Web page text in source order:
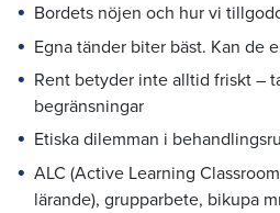
Bordets nöjen och hur vi
Egna tänder biter bäst. Kan de
Rent betyder inte alltid friskt –
begränsningar
Etiska dilemman i
ALC (Active Learning
lärande), grupparbete, bikupa